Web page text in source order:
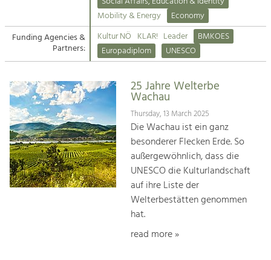
Suche
Impressum
Kontakt
Tourism
Offer Development and Positioning
Art & Culture
Crafts, Science and Research.
Social Affairs, Education
& Identity
Equality, Youth and Integration.
Climate Change, Public Transport and
Mobility & Energy
Economy
Funding Agencies &
Partners:
Kultur NÖ KLAR! Leader
BMKOES
Europadiplom
UNESCO
25 Jahre Welterbe
Wachau
Thursday, 13 March 2025
Die Wachau ist ein ganz
besonderer Flecken Erde. So
außergewöhnlich, dass die
UNESCO die Kulturlandschaft
auf ihre Liste der
Welterbestätten genommen
hat.
read more »